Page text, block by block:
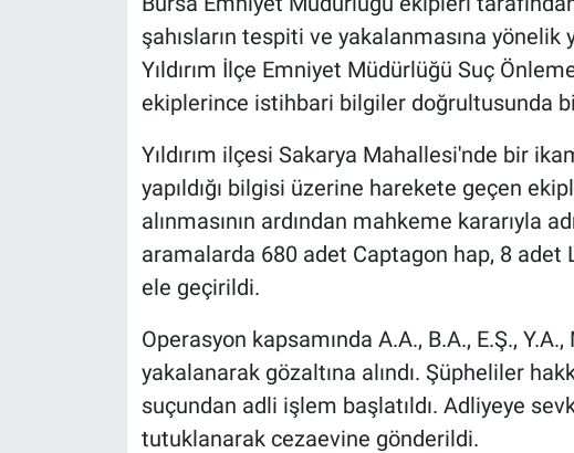
şahısların tespiti ve yakalanmasına
Yıldırım İlçe Emniyet Müdürlüğü Suç
ekiplerince istihbari bilgiler doğrultusunda
Yıldırım ilçesi Sakarya Mahallesi'nde bir
yapıldığı bilgisi üzerine harekete geçen
alınmasının ardından mahkeme kararıyla
aramalarda 680 adet Captagon hap, 8 adet
ele geçirildi.
Operasyon kapsamında A.A., B.A., E.Ş.,
yakalanarak gözaltına alındı. Şüpheliler
suçundan adli işlem başlatıldı. Adliyeye
tutuklanarak cezaevine gönderildi.